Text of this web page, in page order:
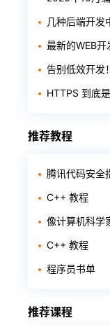
几种后端开发
最新的WEB开
告别低效开发
HTTPS 到底是
推荐教程
腾讯代码安全
C++ 教程
像计算机科学
C++ 教程
程序员书单
推荐课程